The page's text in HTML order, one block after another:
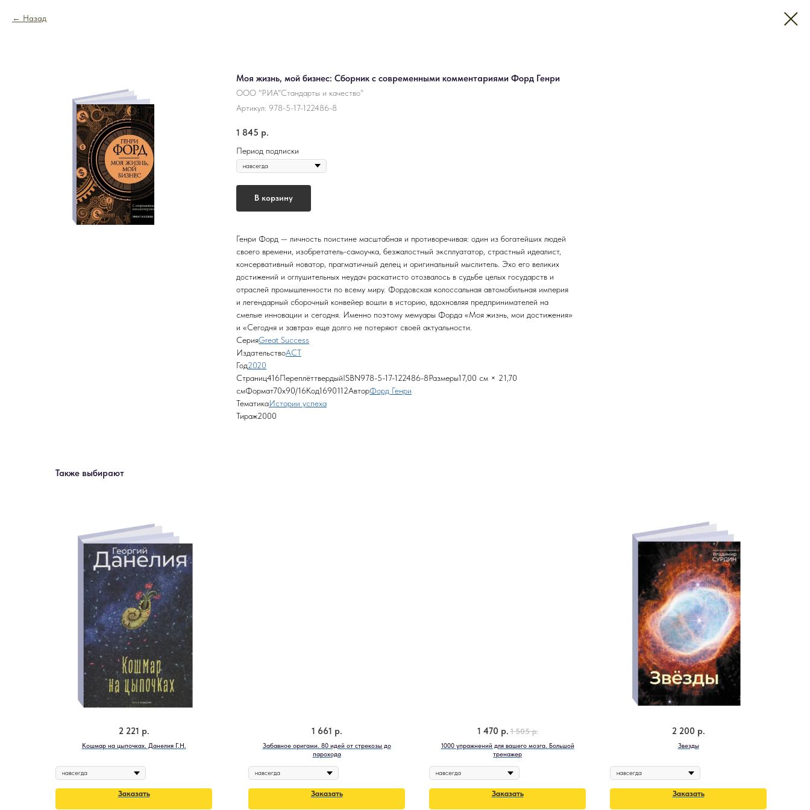
Назад
Моя жизнь, мой бизнес: Сборник с современными комментариями Форд Генри
ООО "РИА"Стандарты и качество"
Артикул: 978-5-17-122486-8
1 845 р.
Период подписки
В корзину
Генри Форд — личность поистине масштабная и противоречивая: один из богатейших людей
своего времени, изобретатель-самоучка, безжалостный эксплуататор, страстный идеалист,
консервативный новатор, прагматичный делец и оригинальный мыслитель. Эхо его великих
достижений и оглушительных неудач раскатисто отозвалось в судьбе целых государств и
отраслей промышленности по всему миру. Фордовская колоссальная автомобильная империя
и легендарный сборочный конвейер вошли в историю, вдохновляя предпринимателей на
смелые инновации и сегодня. Именно поэтому мемуары Форда «Моя жизнь, мои достижения»
и «Сегодня и завтра» еще долго не потеряют своей актуальности.
СерияGreat Success
ИздательствоАСТ
Год2020
Страниц416ПереплёттвердыйISBN978-5-17-122486-8Размеры17,00 см × 21,70
смФормат70x90/16Код1690112АвторФорд Генри
ТематикаИстории успеха
Тираж2000
Также выбирают
Кошмар на цыпочках. Данелия Г.Н.
2 221 р.
Заказать
Забавное оригами. 80 идей от стрекозы до
парохода
1 661 р.
Заказать
1000 упражнений для вашего мозга. Большой
тренажер
1 470 р. 1 505 р.
Заказать
Звезды
2 200 р.
Заказать